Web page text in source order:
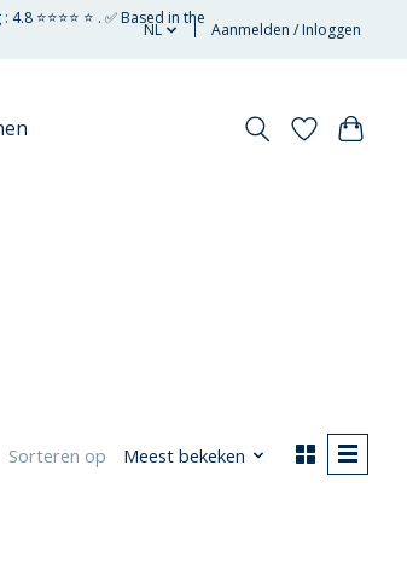
⭐⭐⭐⭐ ⭐ . ✅ Based in the
NL Aanmelden / Inloggen
Sorteren op Meest bekeken